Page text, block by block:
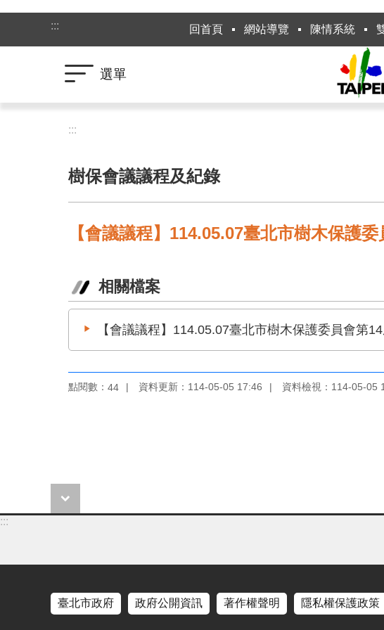
跳到主要內容區塊
:::
回首頁 網站導覽 陳情系統
選單
:::
樹保會議議程及紀錄
【會議議程】114.05.07臺北市樹木保護
相關檔案
【會議議程】114.05.07臺北市樹木保護委員會第
點閱數： 44 資料更新：114-05-05 17:46 資料檢視：114-05-05
:::
臺北市政府 政府公開資訊 著作權聲明 隱私權保護政策